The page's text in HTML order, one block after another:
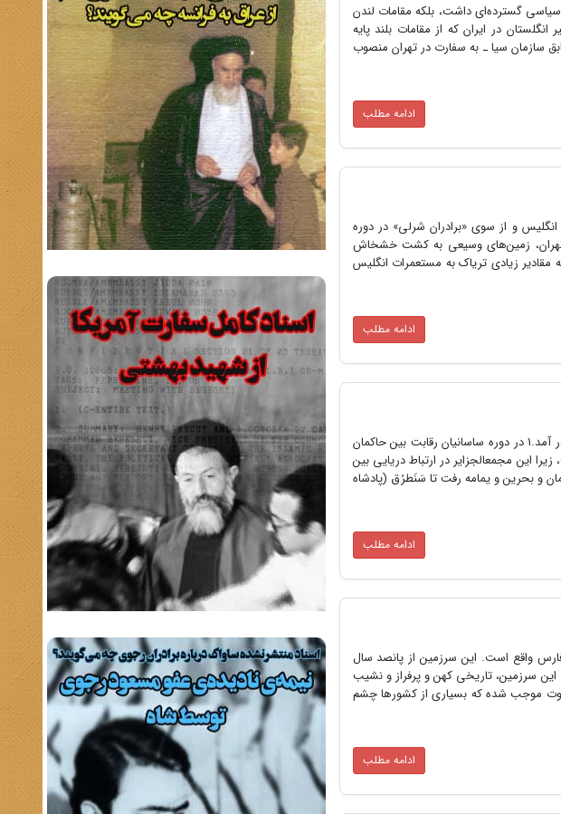
سیاسی گسترده‌ای داشت، بلکه مقامات لندن
در ایران که از مقامات بلند پایه
سازمان سیا ـ به سفارت در تهران منصوب
ادامه مطلب
و از سوی «برادران شرلی» در دوره
در تهران، زمین‌های وسیعی به کشت خشخاش
زیادی تریاک به مستعمرات انگلیس
ادامه مطلب
سابقه تاریخی مالکیّت ایران بر بحرین بحرین در دوران سلسله هخامنشی به تصرف ایران در آمد.1 در دوره ساسانیان رقابت بین حاکمان
این مجمعالجزایر در ارتباط دریایی بین
را کشت، به عمان و بحرین و یمامه رفت تا سَنَطرُق (پادشاه
ادامه مطلب
واقع است. این سرزمین از پانصد سال
سرزمین، تاریخی کهن و پرفراز و نشیب
موجب شده که بسیاری از کشورها چشم
ادامه مطلب